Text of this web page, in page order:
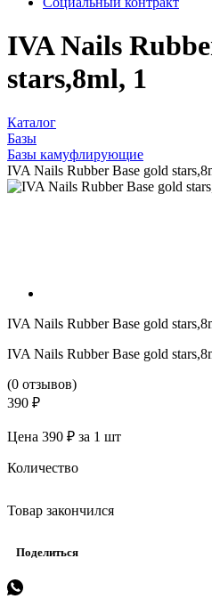
IVA Nails
stars,8ml, 1
Каталог
Базы
Базы камуфлирующие
IVA Nails Rubber Base gold
IVA Nails Rubber Base gold
IVA Nails Rubber Base gold
(0 отзывов)
390 ₽
Цена 390 ₽ за 1 шт
Количество
Товар закончился
Поделиться